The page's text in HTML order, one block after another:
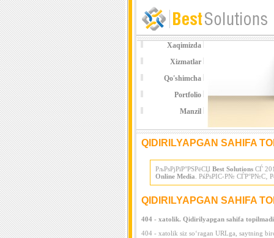
Xaqimizda
Xizmatlar
Qo'shimcha
Portfolio
Manzil
QIDIRILYAPGAN SAHIFA
РљРѕРјРїР°РЅРёСЏ Best SolutionsСЃ
Online Media . РќРѕРІС‹Р№ СЃР°Р№С‚
QIDIRILYAPGAN SAHIFA
404 - xatolik. Qidirilyapgan sahifa topilmadi
404 - xatolik siz so‘ragan URLga, saytning